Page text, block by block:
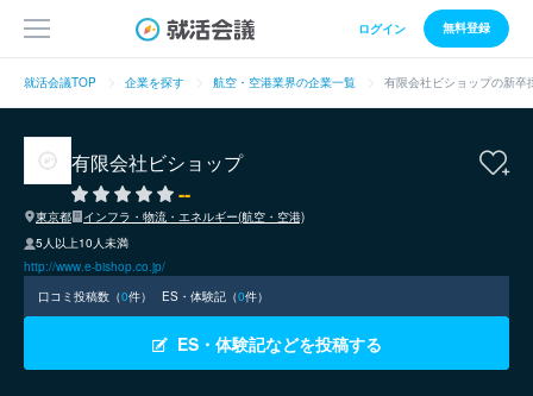
ログイン 無料登録
就活会議TOP 企業を探す 航空・空港業界の企業一覧 有限会社ビショップの新卒
有限会社ビショップ
--
東京都
インフラ・物流・エネルギー(航空・空港)
5人以上10人未満
http://www.e-bishop.co.jp/
口コミ投稿数（0件） ES・体験記（0件）
ES・体験記などを投稿する